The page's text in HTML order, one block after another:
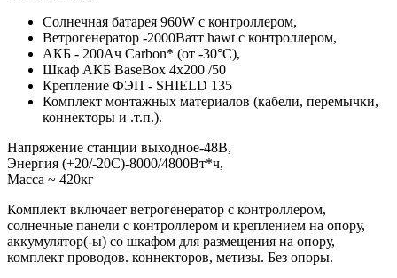
Солнечная батарея 960W с контроллером,
Ветрогенератор -2000Ватт hawt с контроллером,
АКБ - 200Ач Carbon* (от -30°С),
Шкаф АКБ BaseBox 4x200 /50
Крепление ФЭП - SHIELD 135
Комплект монтажных материалов (кабели, перемычки,
коннекторы и .т.п.).
Напряжение станции выходное-48В,
Энергия (+20/-20С)-8000/4800Вт*ч,
Масcа ~ 420кг
Комплект включает ветрогенератор с контроллером,
солнечные панели с контроллером и креплением на опору,
аккумулятор(-ы) со шкафом для размещения на опору,
комплект проводов. коннекторов, метизы. Без опоры.